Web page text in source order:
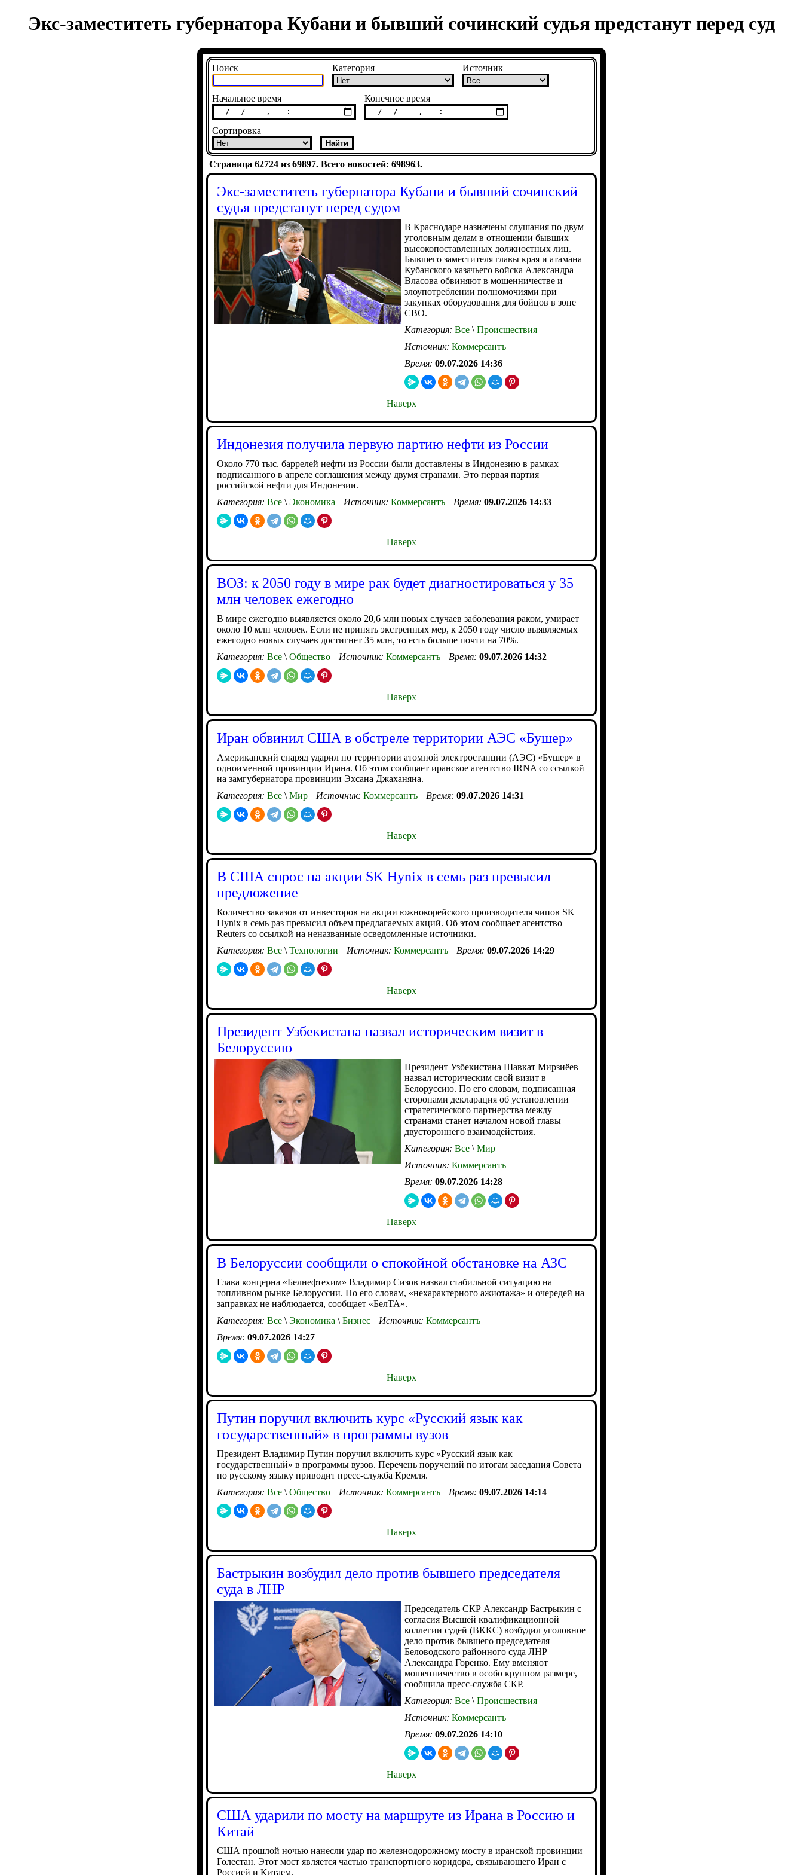
Экс-заместитеть губернатора Кубани и бывший сочинский судья предстанут перед суд
Поиск Категория Источник
Начальное время Конечное время
Сортировка
Страница 62724 из 69897. Всего новостей: 698963.
Экс-заместитеть губернатора Кубани и бывший сочинский
судья предстанут перед судом
В Краснодаре назначены слушания по двум
уголовным делам в отношении бывших
высокопоставленных должностных лиц.
Бывшего заместителя главы края и атамана
Кубанского казачьего войска Александра
Власова обвиняют в мошенничестве и
злоупотреблении полномочиями при
закупках оборудования для бойцов в зоне
СВО.
Категория: Все \ Происшествия
Источник: Коммерсантъ
Время: 09.07.2026 14:36
Наверх
Индонезия получила первую партию нефти из России
Около 770 тыс. баррелей нефти из России были доставлены в Индонезию в рамках
подписанного в апреле соглашения между двумя странами. Это первая партия
российской нефти для Индонезии.
Категория: Все \ Экономика Источник: Коммерсантъ Время: 09.07.2026 14:33
Наверх
ВОЗ: к 2050 году в мире рак будет диагностироваться у 35
млн человек ежегодно
В мире ежегодно выявляется около 20,6 млн новых случаев заболевания раком, умирает
около 10 млн человек. Если не принять экстренных мер, к 2050 году число выявляемых
ежегодно новых случаев достигнет 35 млн, то есть больше почти на 70%.
Категория: Все \ Общество Источник: Коммерсантъ Время: 09.07.2026 14:32
Наверх
Иран обвинил США в обстреле территории АЭС «Бушер»
Американский снаряд ударил по территории атомной электростанции (АЭС) «Бушер» в
одноименной провинции Ирана. Об этом сообщает иранское агентство IRNA со ссылкой
на замгубернатора провинции Эхсана Джаханяна.
Категория: Все \ Мир Источник: Коммерсантъ Время: 09.07.2026 14:31
Наверх
В США спрос на акции SK Hynix в семь раз превысил
предложение
Количество заказов от инвесторов на акции южнокорейского производителя чипов SK
Hynix в семь раз превысил объем предлагаемых акций. Об этом сообщает агентство
Reuters со ссылкой на неназванные осведомленные источники.
Категория: Все \ Технологии Источник: Коммерсантъ Время: 09.07.2026 14:29
Наверх
Президент Узбекистана назвал историческим визит в
Белоруссию
Президент Узбекистана Шавкат Мирзиёев
назвал историческим свой визит в
Белоруссию. По его словам, подписанная
сторонами декларация об установлении
стратегического партнерства между
странами станет началом новой главы
двустороннего взаимодействия.
Категория: Все \ Мир
Источник: Коммерсантъ
Время: 09.07.2026 14:28
Наверх
В Белоруссии сообщили о спокойной обстановке на АЗС
Глава концерна «Белнефтехим» Владимир Сизов назвал стабильной ситуацию на
топливном рынке Белоруссии. По его словам, «нехарактерного ажиотажа» и очередей на
заправках не наблюдается, сообщает «БелТА».
Категория: Все \ Экономика \ Бизнес Источник: Коммерсантъ
Время: 09.07.2026 14:27
Наверх
Путин поручил включить курс «Русский язык как
государственный» в программы вузов
Президент Владимир Путин поручил включить курс «Русский язык как
государственный» в программы вузов. Перечень поручений по итогам заседания Совета
по русскому языку приводит пресс-служба Кремля.
Категория: Все \ Общество Источник: Коммерсантъ Время: 09.07.2026 14:14
Наверх
Бастрыкин возбудил дело против бывшего председателя
суда в ЛНР
Председатель СКР Александр Бастрыкин с
согласия Высшей квалификационной
коллегии судей (ВККС) возбудил уголовное
дело против бывшего председателя
Беловодского районного суда ЛНР
Александра Горенко. Ему вменяют
мошенничество в особо крупном размере,
сообщила пресс-служба СКР.
Категория: Все \ Происшествия
Источник: Коммерсантъ
Время: 09.07.2026 14:10
Наверх
США ударили по мосту на маршруте из Ирана в Россию и
Китай
США прошлой ночью нанесли удар по железнодорожному мосту в иранской провинции
Голестан. Этот мост является частью транспортного коридора, связывающего Иран с
Россией и Китаем.